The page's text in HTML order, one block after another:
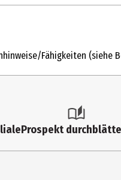
Fähigkeiten (siehe
Prospekt